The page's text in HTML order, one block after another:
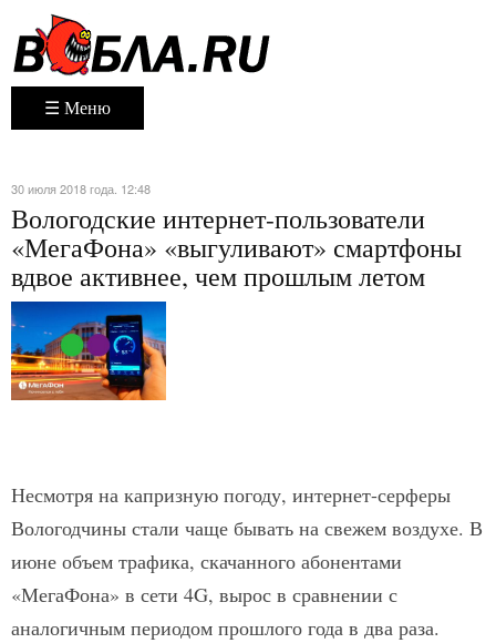
☰ Меню
30 июля 2018 года. 12:48
Вологодские интернет-пользователи
«МегаФона» «выгуливают» смартфоны
вдвое активнее, чем прошлым летом
Несмотря на капризную погоду, интернет-серферы
Вологодчины стали чаще бывать на свежем воздухе. В
июне объем трафика, скачанного абонентами
«МегаФона» в сети 4G, вырос в сравнении с
аналогичным периодом прошлого года в два раза.